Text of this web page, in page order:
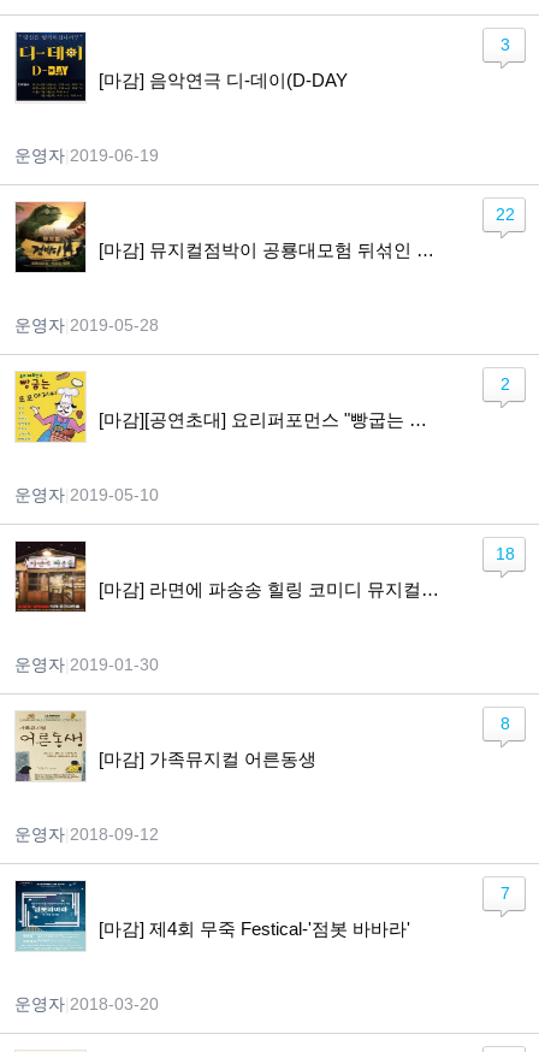
[마감] 음악연극 디-데이(D-DAY
운영자 2019-06-19
3
[마감] 뮤지컬점박이 공룡대모험 뒤섞인 세계
운영자 2019-05-28
22
[마감][공연초대] 요리퍼포먼스 "빵굽는 포포아저씨" 5/30(목) 2시
운영자 2019-05-10
2
[마감] 라면에 파송송 힐링 코미디 뮤지컬 2/23 토 오후 2시
운영자 2019-01-30
18
[마감] 가족뮤지컬 어른동생
운영자 2018-09-12
8
[마감] 제4회 무죽 Festical-'점봇 바바라'
운영자 2018-03-20
7